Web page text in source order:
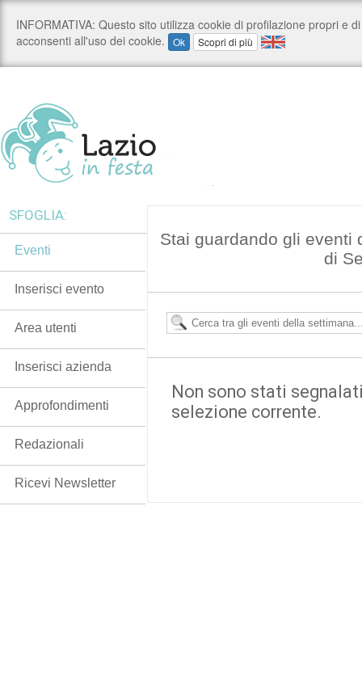
Stai guardando gli eventi
di
Non sono stati
selezione corrente.
SFOGLIA:
Eventi
Inserisci evento
Area utenti
Inserisci azienda
Approfondimenti
Redazionali
Ricevi Newsletter